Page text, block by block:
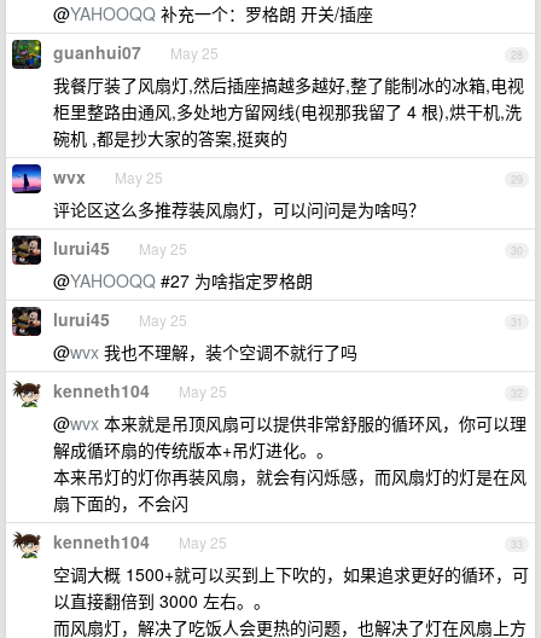
@YAHOOQQ 补充一个：罗格朗 开关/插座
28
guanhui07 May 25
我餐厅装了风扇灯,然后插座搞越多越好,整了能制冰的冰箱,电视
柜里整路由通风,多处地方留网线(电视那我留了 4 根),烘干机,洗
碗机 ,都是抄大家的答案,挺爽的
29
wvx May 25
评论区这么多推荐装风扇灯，可以问问是为啥吗？
30
lurui45 May 25
@YAHOOQQ #27 为啥指定罗格朗
31
lurui45 May 25
@wvx 我也不理解，装个空调不就行了吗
32
kenneth104 May 25
@wvx 本来就是吊顶风扇可以提供非常舒服的循环风，你可以理
解成循环扇的传统版本+吊灯进化。。
本来吊灯的灯你再装风扇，就会有闪烁感，而风扇灯的灯是在风
扇下面的，不会闪
33
kenneth104 May 25
空调大概 1500+就可以买到上下吹的，如果追求更好的循环，可
以直接翻倍到 3000 左右。。
而风扇灯，解决了吃饭人会更热的问题，也解决了灯在风扇上方